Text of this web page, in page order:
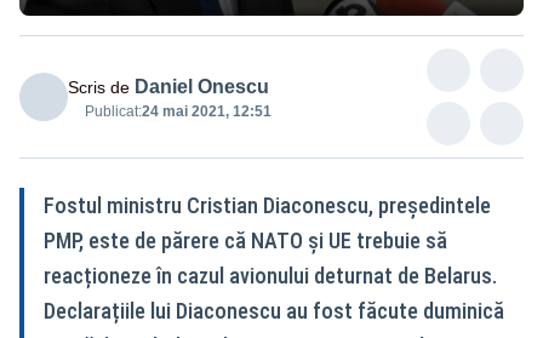
Scris de Daniel Onescu
Publicat:24 mai 2021, 12:51
Fostul ministru Cristian Diaconescu, președintele
PMP, este de părere că NATO și UE trebuie să
reacționeze în cazul avionului deturnat de Belarus.
Declarațiile lui Diaconescu au fost făcute duminică